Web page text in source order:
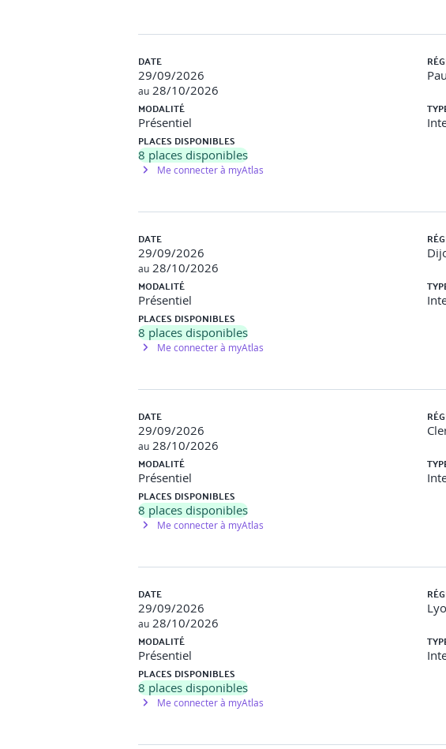
Réaliser l’inter session (à peu près un mois)
principes vus en J1 à l’aide des documents fournis et réalise son diagnostic
de validation des acquis du J1 (auto évaluation) – un minimum de 80% de
en réseau, choix d’un réseau, benchmark des labels RSE
DATE
29/09/2026
au 28/10/2026
MODALITÉ
Présentiel
PLACES DISPONIBLES
8 places disponibles
Me connecter à myAtlas
DATE
29/09/2026
au 28/10/2026
MODALITÉ
Présentiel
PLACES DISPONIBLES
8 places disponibles
Me connecter à myAtlas
DATE
29/09/2026
au 28/10/2026
MODALITÉ
Présentiel
PLACES DISPONIBLES
8 places disponibles
Me connecter à myAtlas
DATE
29/09/2026
au 28/10/2026
MODALITÉ
Présentiel
PLACES DISPONIBLES
8 places disponibles
Me connecter à myAtlas